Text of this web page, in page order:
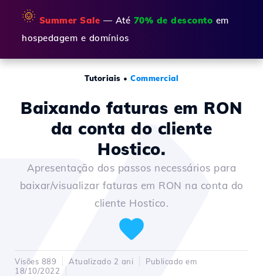
🌞 Summer Sale — Até 70% de desconto em
hospedagem e domínios
Tutoriais • Commercial
Baixando faturas em RON
da conta do cliente
Hostico.
Apresentação dos passos necessários para
baixar/visualizar faturas em RON na conta do
cliente Hostico.
Visões 889 Atualizado 2 ani
Publicado em
18/10/2022